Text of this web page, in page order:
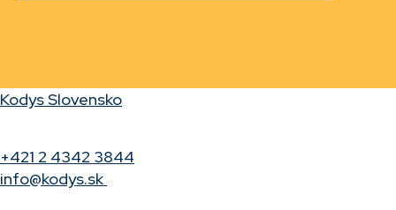
Kodys Slovensko
+421 2 4342 3844
info@kodys.sk